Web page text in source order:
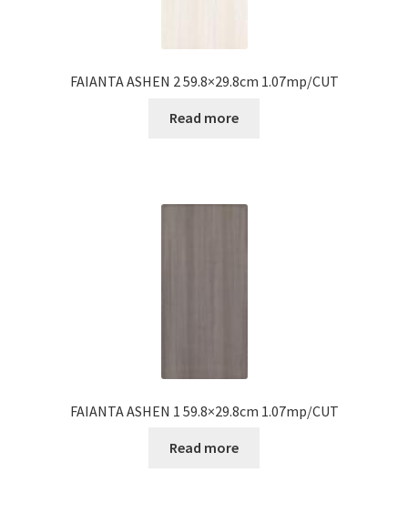
FAIANTA ASHEN 2 59.8×29.8cm 1.07mp/CUT
Read more
FAIANTA ASHEN 1 59.8×29.8cm 1.07mp/CUT
Read more